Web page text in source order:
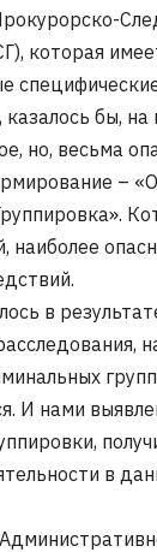
которая
бы, на
но, весьма
–
наиболее
в
И нами
в